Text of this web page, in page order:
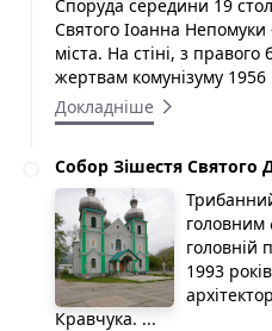
Споруда середини 19
Святого Іоанна
міста. На стіні, з правого
жертвам комунізуму 1956
Докладніше
Собор Зішестя Святого
головним
головній
1993
Кравчука. ...